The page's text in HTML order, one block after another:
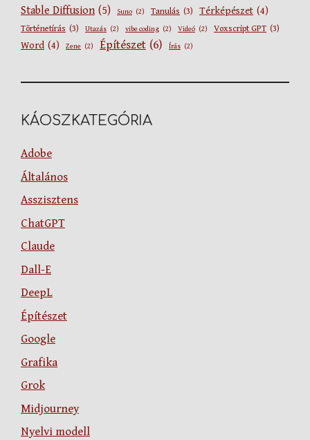
Stable Diffusion (5) Suno (2) Tanulás (3) Térképészet (4)
Történetírás (3) Utazás (2) vibe coding (2) Videó (2) Voxscript GPT (3)
Word (4) Zene (2) Építészet (6) Írás (2)
KÁOSZKATEGÓRIA
Adobe
Általános
Asszisztens
ChatGPT
Claude
Dall-E
DeepL
Építészet
Google
Grafika
Grok
Midjourney
Nyelvi modell